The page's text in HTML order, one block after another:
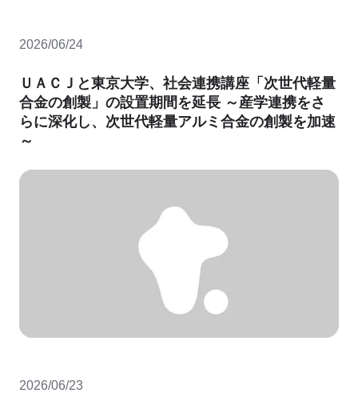
2026/06/24
ＵＡＣＪと東京大学、社会連携講座「次世代軽量
合金の創製」の設置期間を延長 ～産学連携をさ
らに深化し、次世代軽量アルミ合金の創製を加速
～
2026/06/23